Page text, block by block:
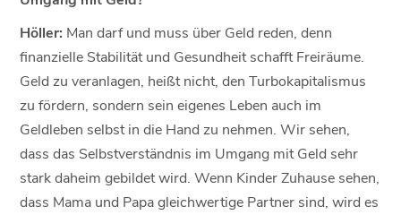
Höller: Man darf und muss über Geld reden, denn
finanzielle Stabilität und Gesundheit schafft Freiräume.
Geld zu veranlagen, heißt nicht, den Turbokapitalismus
zu fördern, sondern sein eigenes Leben auch im
Geldleben selbst in die Hand zu nehmen. Wir sehen,
dass das Selbstverständnis im Umgang mit Geld sehr
stark daheim gebildet wird. Wenn Kinder Zuhause sehen,
dass Mama und Papa gleichwertige Partner sind, wird es